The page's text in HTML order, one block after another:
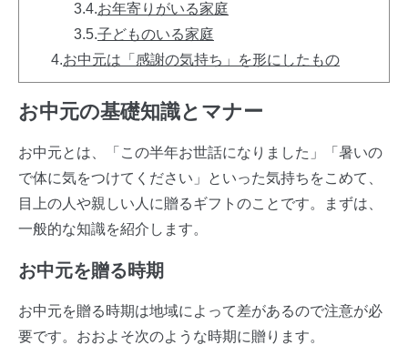
3.4.お年寄りがいる家庭
3.5.子どものいる家庭
4.お中元は「感謝の気持ち」を形にしたもの
お中元の基礎知識とマナー
お中元とは、「この半年お世話になりました」「暑いの
で体に気をつけてください」といった気持ちをこめて、
目上の人や親しい人に贈るギフトのことです。まずは、
一般的な知識を紹介します。
お中元を贈る時期
お中元を贈る時期は地域によって差があるので注意が必
要です。おおよそ次のような時期に贈ります。